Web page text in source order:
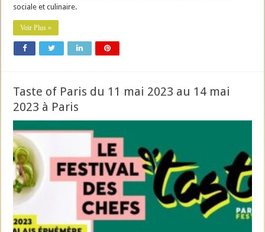
sociale et culinaire.
Voir Plus »
Taste of Paris du 11 mai 2023 au 14 mai
2023 à Paris